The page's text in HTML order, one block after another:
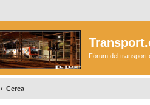
Fòrum del transport
Cerca